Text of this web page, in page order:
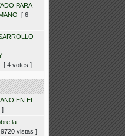
PARA
[ 6
[ 4 votes ]
EN EL
]
la
vistas ]